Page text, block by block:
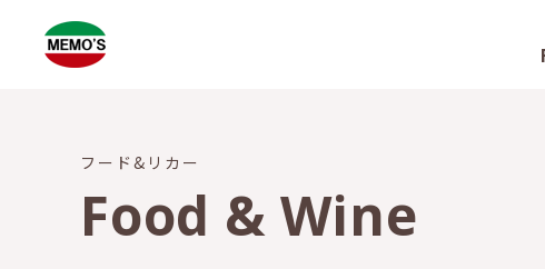
フード&リカー
Food & Wine